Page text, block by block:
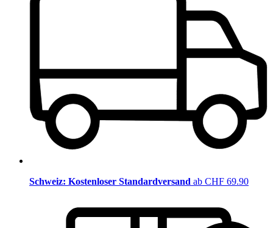
Schweiz: Kostenloser Standardversand ab CHF 69.90